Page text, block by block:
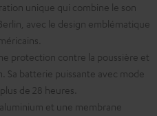
unique qui combine le son
avec le design emblématique
protection contre la poussière et
Sa batterie puissante avec mode
de 28 heures.
et une membrane